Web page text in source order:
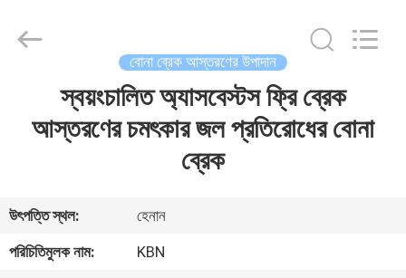
আমাদের
সম্পর্কে
বোনা ব্রেক আস্তরণের উপাদান
স্বয়ংচালিত অ্যাসবেস্টস ফ্রি ব্রেক
আস্তরণের চমৎকার জল প্রতিরোধের বোনা
ব্রেক
উৎপত্তি স্থল:
হেনান
পরিচিতিমুলক নাম:
KBN